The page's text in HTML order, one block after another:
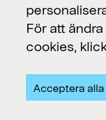
Övriga
Telefon:
För att
cookies,
Acceptera